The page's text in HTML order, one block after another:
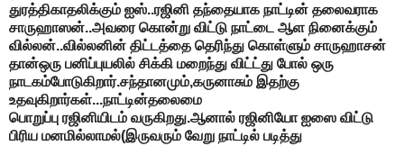
துரத்திகாதலிக்கும் ஐஸ்..ரஜினி தந்தையாக நாட்டின் தலைவராக
சாருஹாஸன்..அவரை கொன்று விட்டு நாட்டை ஆள நினைக்கும்
வில்லன்..வில்லனின் திட்டத்தை தெரிந்து கொள்ளும் சாருஹாசன்
தான்ஒரு பனிப்புயலில் சிக்கி மறைந்து விட்ட்து போல் ஒரு
நாடகம்போடுகிறார்.சந்தானமும்,கருனாசும் இதற்கு
உதவுகிறார்கள்...நாட்டின்தலைமை
பொறுப்பு ரஜினியிடம் வருகிறது.ஆனால் ரஜினியோ ஐஸை விட்டு
பிரிய மனமில்லாமல்(இருவரும் வேறு நாட்டில் படித்து